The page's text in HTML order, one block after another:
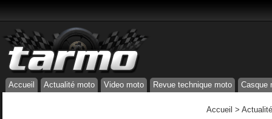
Accueil Actualité moto Video moto Revue technique moto Casque
Accueil >